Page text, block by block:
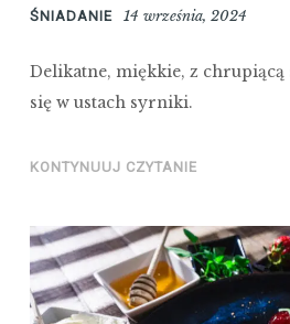
ŚNIADANIE 14 września, 2024
Delikatne, miękkie, z chrupiącą
się w ustach syrniki.
KONTYNUUJ CZYTANIE